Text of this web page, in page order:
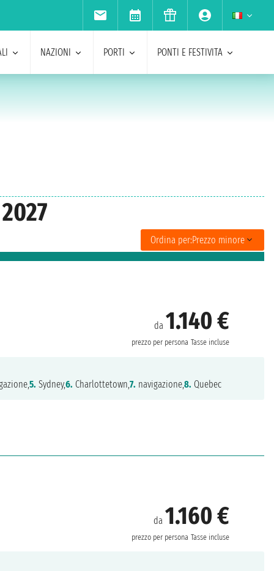
NAZIONI PORTI PONTI E FESTIVITA
Ordina per:Prezzo minore
da 1.140 €
prezzo per persona Tasse incluse
5. Sydney,6. Charlottetown,7. navigazione,8. Quebec
da 1.160 €
prezzo per persona Tasse incluse